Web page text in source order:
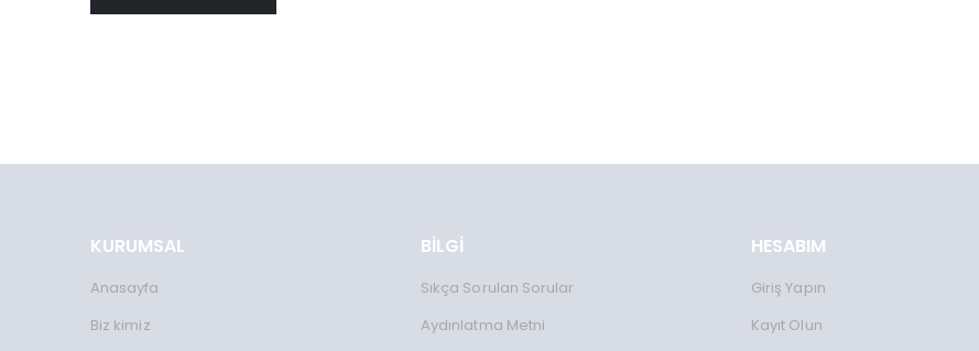
KURUMSAL
Anasayfa
Biz kimiz
BİLGİ
Sıkça Sorulan Sorular
Aydınlatma Metni
HESABIM
Giriş Yapın
Kayıt Olun